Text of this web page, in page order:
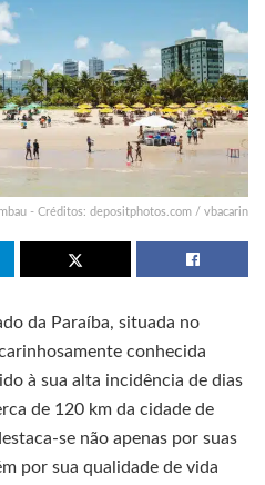
- Créditos: depositphotos.com / vbacarin
da Paraíba, situada no
conhecida
à sua alta incidência de dias
de 120 km da cidade de
se não apenas por suas
por sua qualidade de vida